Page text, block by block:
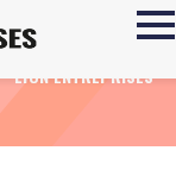
TOUTE L’ACTUALITÉ
LYON ENTREPRISES